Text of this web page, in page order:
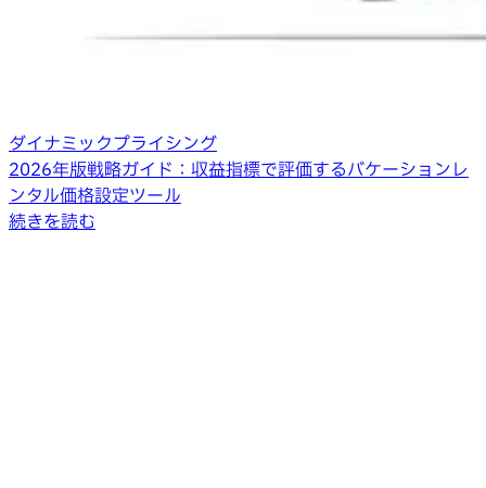
ダイナミックプライシング
2026年版戦略ガイド：収益指標で評価するバケーションレ
ンタル価格設定ツール
続きを読む